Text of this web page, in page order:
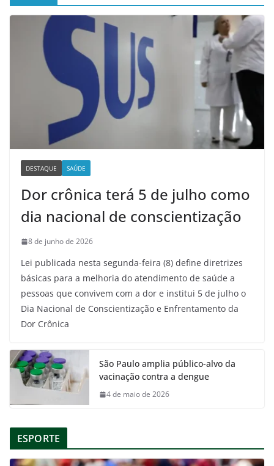
DESTAQUE SAÚDE
Dor crônica terá 5 de julho como
dia nacional de conscientização
8 de junho de 2026
Lei publicada nesta segunda-feira (8) define diretrizes
básicas para a melhoria do atendimento de saúde a
pessoas que convivem com a dor e institui 5 de julho o
Dia Nacional de Conscientização e Enfrentamento da
Dor Crônica
São Paulo amplia público-alvo da
vacinação contra a dengue
4 de maio de 2026
ESPORTE